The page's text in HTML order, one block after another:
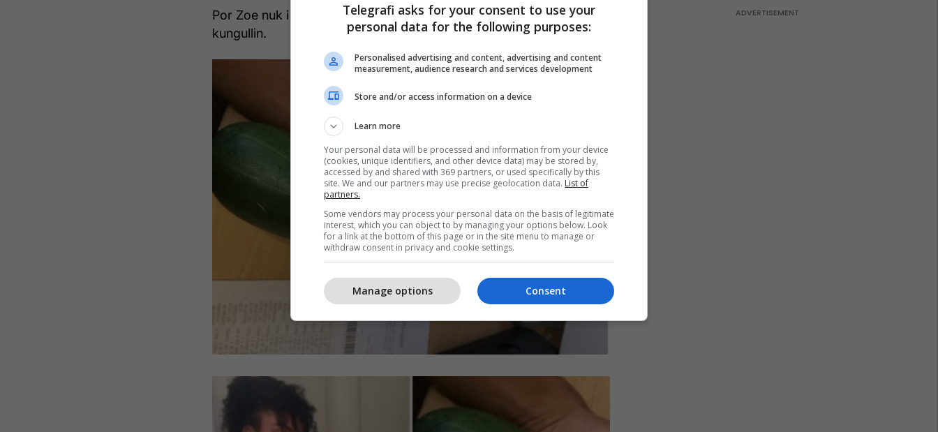
Por Zoe nuk i ka treguar të gjitha detajet se si shefi i saj ia dhuroi
kungullin.
Telegrafi asks for your consent to use your
personal data for the following purposes:
Personalised advertising and content, advertising and content
measurement, audience research and services development
Store and/or access information on a device
Learn more
Your personal data will be processed and information from your device
(cookies, unique identifiers, and other device data) may be stored by,
accessed by and shared with 369 partners, or used specifically by this
site. We and our partners may use precise geolocation data. List of
partners.
Some vendors may process your personal data on the basis of legitimate
interest, which you can object to by managing your options below. Look
for a link at the bottom of this page or in the site menu to manage or
withdraw consent in privacy and cookie settings.
Consent
Manage options